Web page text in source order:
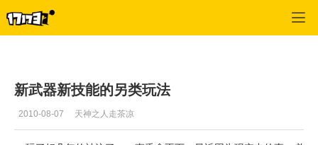
新武器新技能的另类玩法
2010-08-07 天神之人走茶凉